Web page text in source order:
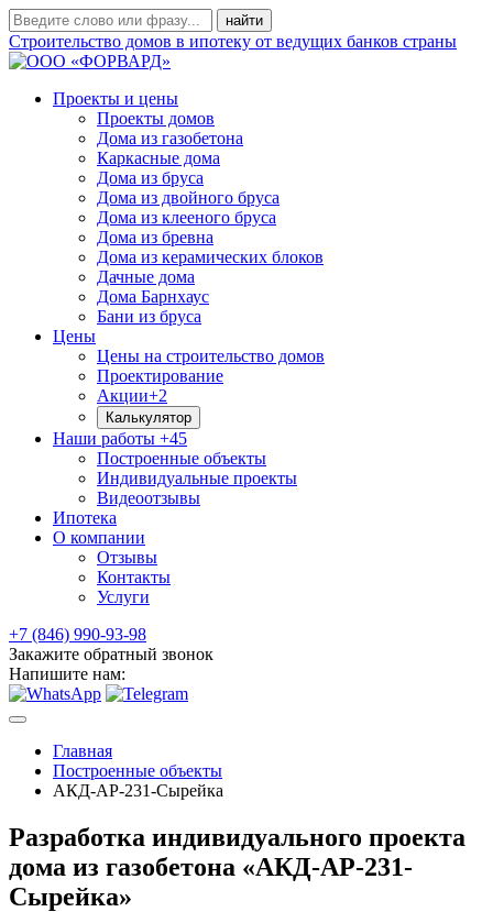
Строительство домов в ипотеку от ведущих банков страны
Проекты и цены
Проекты домов
Дома из газобетона
Каркасные дома
Дома из бруса
Дома из двойного бруса
Дома из клееного бруса
Дома из бревна
Дома из керамических блоков
Дачные дома
Дома Барнхаус
Бани из бруса
Цены
Цены на строительство домов
Проектирование
Акции+2
Калькулятор
Наши работы +45
Построенные объекты
Индивидуальные проекты
Видеоотзывы
Ипотека
О компании
Отзывы
Контакты
Услуги
+7 (846) 990-93-98
Закажите обратный звонок
Напишите нам:
Главная
Построенные объекты
АКД-АР-231-Сырейка
Разработка индивидуального проекта
дома из газобетона «АКД-АР-231-
Сырейка»